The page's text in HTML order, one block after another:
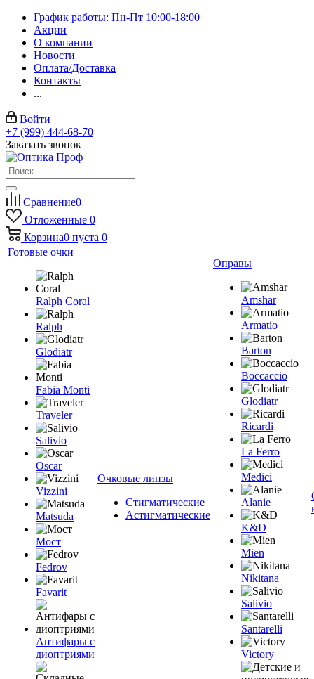
График работы: Пн-Пт 10:00-18:00
Акции
О компании
Новости
Оплата/Доставка
Контакты
...
Войти
+7 (999) 444-68-70
Заказать звонок
Сравнение0
Отложенные 0
Корзина0 пуста 0
Готовые очки
Ralph Coral
Ralph
Glodiatr
Fabia Monti
Traveler
Salivio
Oscar
Vizzini
Matsuda
Мост
Fedrov
Favarit
Антифары с
диоптриями
Очковые линзы
Стигматические
Астигматические
Оправы
Amshar
Armatio
Barton
Boccaccio
Glodiatr
Ricardi
La Ferro
Medici
Alanie
K&D
Mien
Nikitana
Salivio
Santarelli
Victory